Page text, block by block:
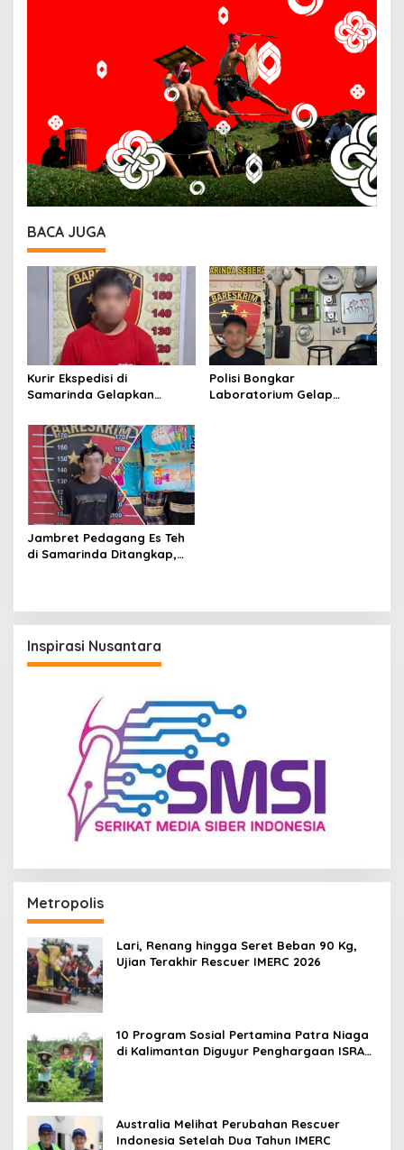
BACA JUGA
Kurir Ekspedisi di
Samarinda Gelapkan
Barang Elektronik Lainnya,
Kerugian Capai Rp 98 Juta
Polisi Bongkar
Laboratorium Gelap
Jambret Pedagang Es Teh
di Samarinda Ditangkap,
Inspirasi Nusantara
Metropolis
Lari, Renang hingga Seret Beban 90 Kg,
Ujian Terakhir Rescuer IMERC 2026
10 Program Sosial Pertamina Patra Niaga
di Kalimantan Diguyur Penghargaan ISRA
Australia Melihat Perubahan Rescuer
Indonesia Setelah Dua Tahun IMERC